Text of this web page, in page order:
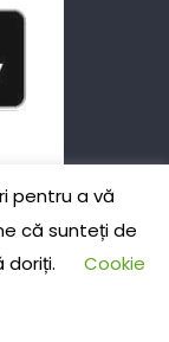
informații şi
pentru a vă
că sunteți de
doriți.
Cookie